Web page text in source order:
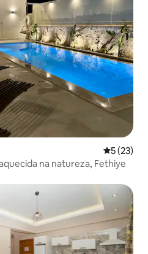
5 (23)
na natureza, Fethiye